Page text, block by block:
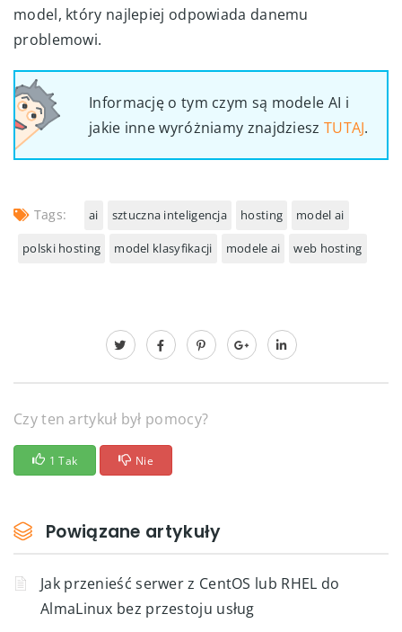
model, który najlepiej odpowiada danemu
problemowi.
Informację o tym czym są modele AI i
jakie inne wyróżniamy znajdziesz TUTAJ.
Tags: ai sztuczna inteligencja hosting model ai
polski hosting model klasyfikacji modele ai web hosting
Czy ten artykuł był pomocy?
1 Tak Nie
Powiązane artykuły
Jak przenieść serwer z CentOS lub RHEL do
AlmaLinux bez przestoju usług